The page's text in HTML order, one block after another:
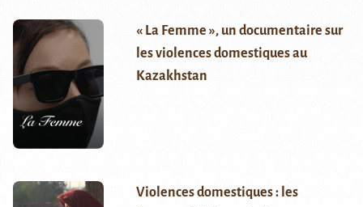
« La Femme », un documentaire sur
les violences domestiques au
Kazakhstan
Violences domestiques : les